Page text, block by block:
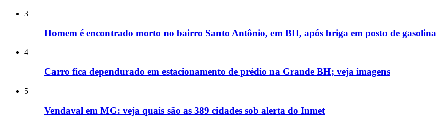
3
Homem é encontrado morto no bairro Santo Antônio, em BH, após briga em posto de gasolina
4
Carro fica dependurado em estacionamento de prédio na Grande BH; veja imagens
5
Vendaval em MG: veja quais são as 389 cidades sob alerta do Inmet